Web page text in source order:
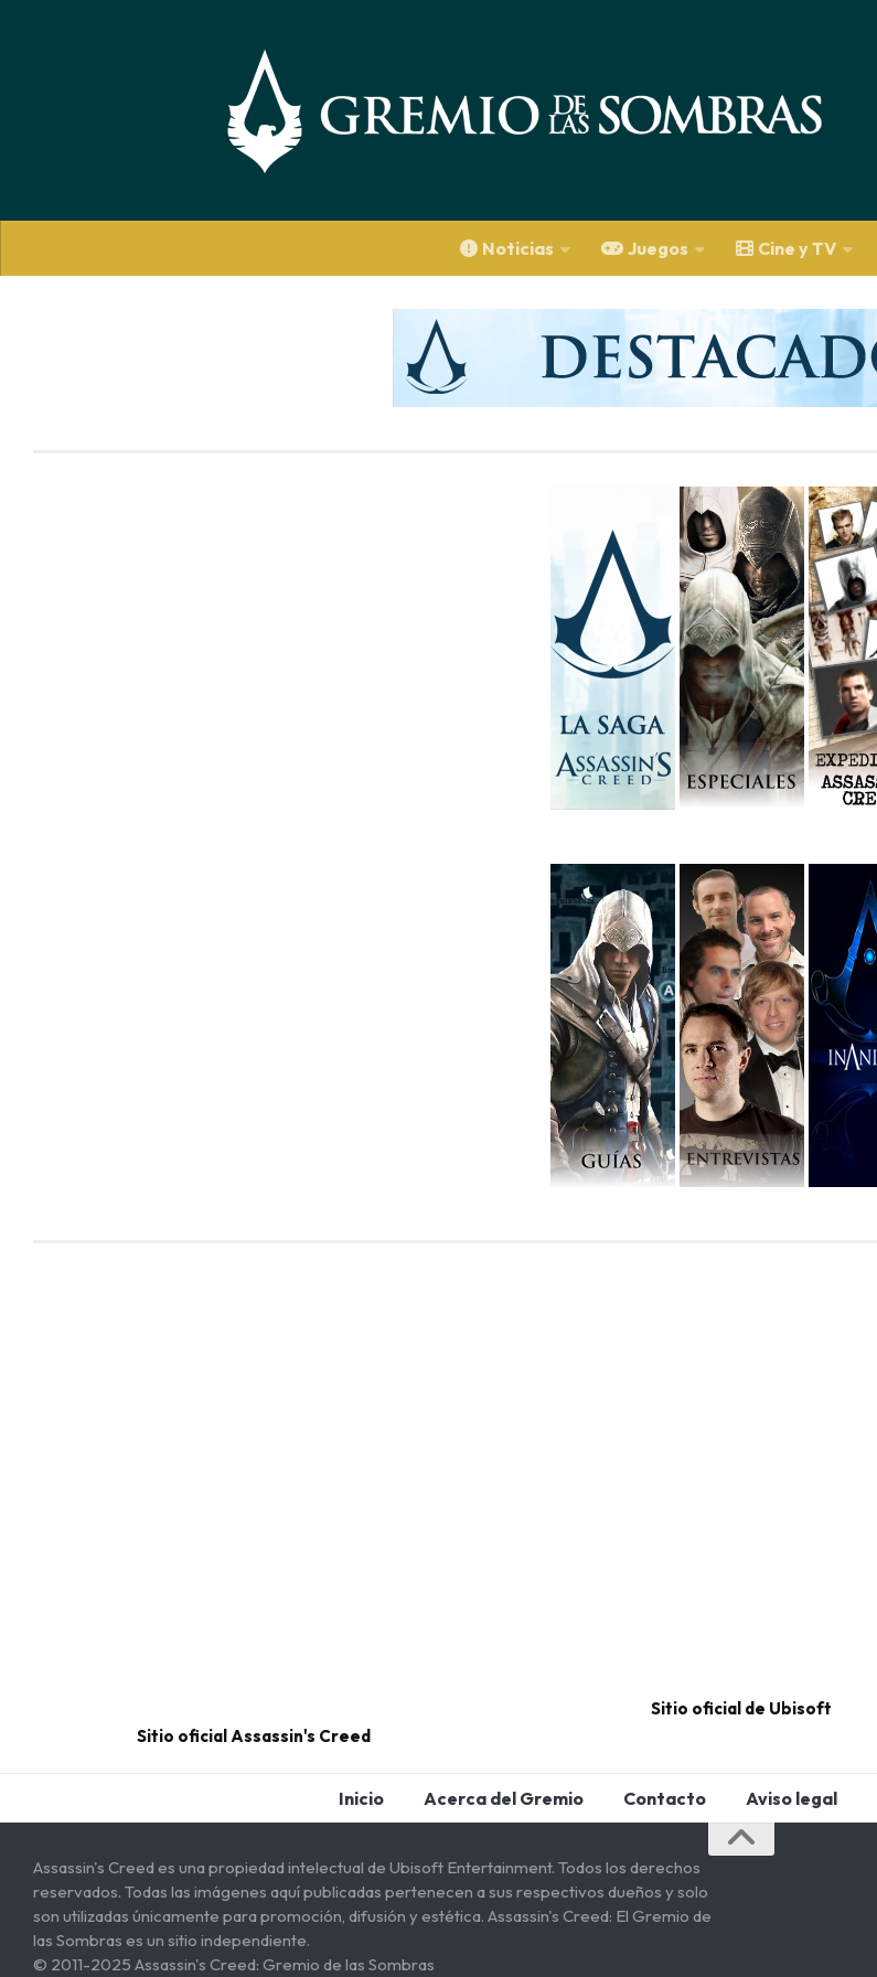
Noticias Juegos Cine y TV
Sitio oficial Assassin's Creed
Sitio oficial de Ubisoft
Inicio Acerca del Gremio Contacto Aviso legal
Assassin's Creed es una propiedad intelectual de Ubisoft Entertainment. Todos los derechos
reservados. Todas las imágenes aquí publicadas pertenecen a sus respectivos dueños y solo
son utilizadas únicamente para promoción, difusión y estética. Assassin's Creed: El Gremio de
las Sombras es un sitio independiente.
© 2011-2025 Assassin's Creed: Gremio de las Sombras